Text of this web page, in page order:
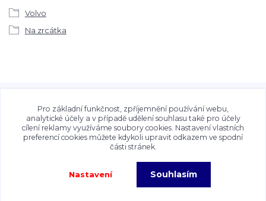
Volvo
Na zrcátka
obsah zveřejněný na stránkách Talocan.cz a
CeskeSamolepky.cz jsou chráněny autorským právem. Jejich
použití bez předchozího písemného souhlasu provozovatele
je zakázáno.
Pro základní funkčnost, zpříjemnění používání webu,
analytické účely a v případě udělení souhlasu také pro účely
cílení reklamy využíváme soubory cookies. Nastavení vlastních
preferencí cookies můžete kdykoli upravit odkazem ve spodní
části stránek.
Nastavení Souhlasím